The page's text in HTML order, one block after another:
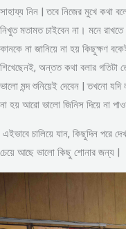
সাহায্য নিন | তবে নিজের মুখে কথা
নিখুত মতামত চাইবেন না। মনে
কানকে না জানিয়ে না হয় কিছুক্ষণ
শিখেছেনই, অন্তত কথা বলার গতিটা
ভালো মন্দ শুনিয়েই দেবেন | তখনো
না হয় আরো ভালো জিনিস দিয়ে না
এইভাবে চালিয়ে যান, কিছুদিন পরে
চেয়ে আছে ভালো কিছু শোনার জন্য |